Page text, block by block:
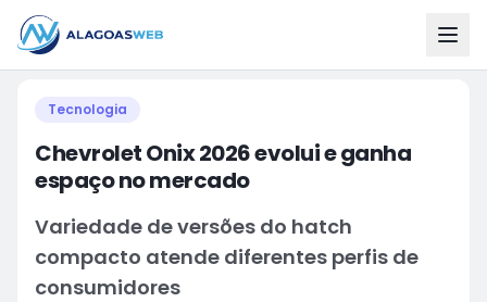
Tecnologia
Chevrolet Onix 2026 evolui e ganha
espaço no mercado
Variedade de versões do hatch
compacto atende diferentes perfis de
consumidores